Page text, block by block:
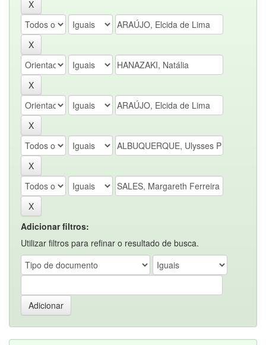
Adicionar filtros:
Utilizar filtros para refinar o resultado de busca.